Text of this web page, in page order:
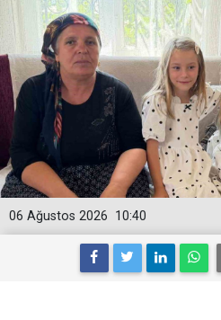
10:40
06 Ağustos 2026